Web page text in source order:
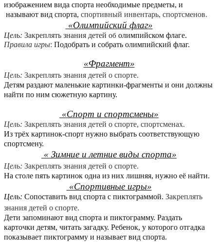
изображением вида спорта необходимые предметы, и
называют вид спорта, спортивный инвентарь, спортсменов.
«Олимпийский флаг»
Цель: Закреплять знания детей об олимпийском флаге.
Правила игры: Подобрать и собрать олимпийский флаг.
«Фрагмент»
Цель: Закреплять знания детей о спорте.
Детям раздают маленькие картинки-фрагменты и они должны
найти по ним сюжетную картину.
«Спорт и спортсмены»
Цель: Закреплять знания детей о спорте, спортсменах.
Из трёх картинок-спорт нужно выбрать соответствующую
спортсмену.
« Зимние и летние виды спорта»
Цель: Закреплять знания детей о спорте.
На столе пять картинок одна из них лишняя, нужно её найти.
«Спортивные игры»
Цель: Сопоставить вид спорта с пиктограммой. Закреплять
знания детей о спорте.
Дети запоминают вид спорта и пиктограмму. Раздать
карточки детям, читать загадку. Ребенок, у которого отгадка
показывает пиктограмму и называет вид спорта.